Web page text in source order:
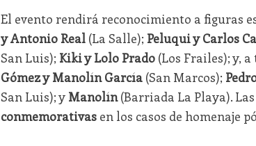
El evento rendirá reconocimiento a figuras
y Antonio Real(La Salle); Peluqui y Carlos
San Luis); Kiki y Lolo Prado(Los Frailes); y,
Gómez y Manolín García(San Marcos);
San Luis); y Manolín(Barriada La Playa).
conmemorativasen los casos de homenaje